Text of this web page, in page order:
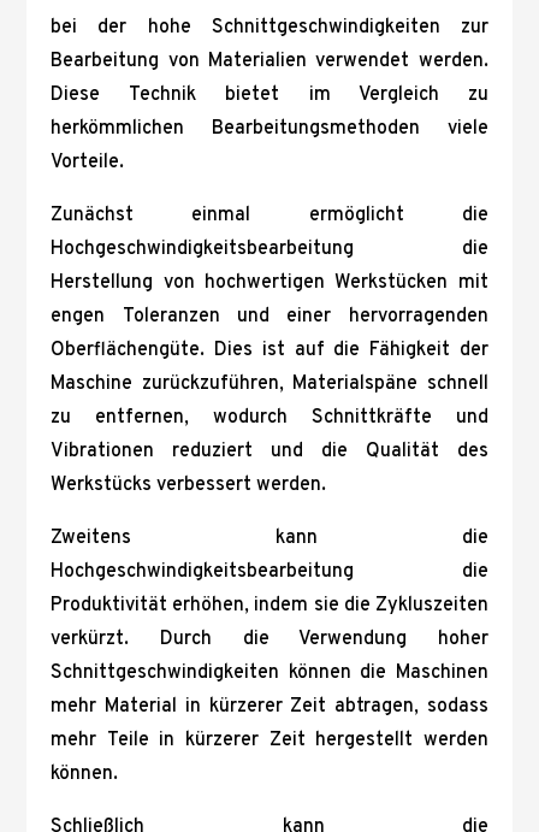
bei der hohe Schnittgeschwindigkeiten zur
Bearbeitung von Materialien verwendet werden.
Diese Technik bietet im Vergleich zu
herkömmlichen Bearbeitungsmethoden viele
Vorteile.
Zunächst einmal ermöglicht die
Hochgeschwindigkeitsbearbeitung die
Herstellung von hochwertigen Werkstücken mit
engen Toleranzen und einer hervorragenden
Oberflächengüte. Dies ist auf die Fähigkeit der
Maschine zurückzuführen, Materialspäne schnell
zu entfernen, wodurch Schnittkräfte und
Vibrationen reduziert und die Qualität des
Werkstücks verbessert werden.
Zweitens kann die
Hochgeschwindigkeitsbearbeitung die
Produktivität erhöhen, indem sie die Zykluszeiten
verkürzt. Durch die Verwendung hoher
Schnittgeschwindigkeiten können die Maschinen
mehr Material in kürzerer Zeit abtragen, sodass
mehr Teile in kürzerer Zeit hergestellt werden
können.